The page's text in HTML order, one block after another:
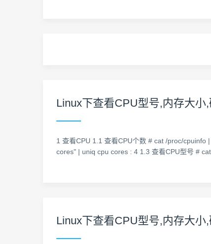
Linux下查看CPU型号,内存大小
1 查看CPU 1.1 查看CPU个数 # cat /proc/
cores" | uniq cpu cores : 4 1.3 查看CPU型号 #
Linux下查看CPU型号,内存大